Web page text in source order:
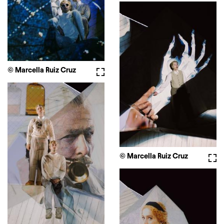
Fullscreen
© Marcella Ruiz Cruz
© Marcella Ruiz Cruz